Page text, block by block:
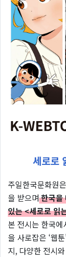
세로로
주일한국문화원
을 받으며한국을
있는 <세로로 읽
본 전시는 한국
을 사로잡은 ‘웹
지, 다양한 전시